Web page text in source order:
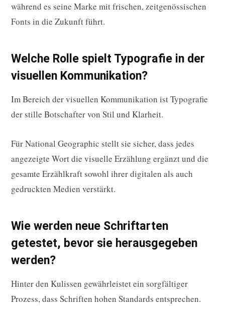
während es seine Marke mit frischen, zeitgenössischen
Fonts in die Zukunft führt.
Welche Rolle spielt Typografie in der
visuellen Kommunikation?
Im Bereich der visuellen Kommunikation ist Typografie
der stille Botschafter von Stil und Klarheit.
Für National Geographic stellt sie sicher, dass jedes
angezeigte Wort die visuelle Erzählung ergänzt und die
gesamte Erzählkraft sowohl ihrer digitalen als auch
gedruckten Medien verstärkt.
Wie werden neue Schriftarten
getestet, bevor sie herausgegeben
werden?
Hinter den Kulissen gewährleistet ein sorgfältiger
Prozess, dass Schriften hohen Standards entsprechen.